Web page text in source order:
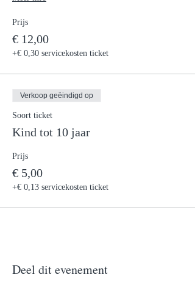
Prijs
€ 12,00
+€ 0,30 servicekosten ticket
Verkoop geëindigd op
Soort ticket
Kind tot 10 jaar
Prijs
€ 5,00
+€ 0,13 servicekosten ticket
Deel dit evenement